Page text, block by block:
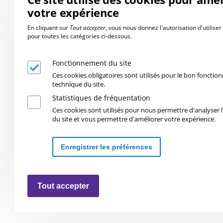
votre expérience
En cliquant sur Tout accepter, vous nous donnez l'autorisation d'utiliser
pour toutes les catégories ci-dessous.
Fonctionnement du site
Ces cookies obligatoires sont utilisés pour le bon
technique du site.
Statistiques de fréquentation
Ces cookies sont utilisés pour nous permettre d'analyser
du site et vous permettre d'améliorer votre expérience.
Enregistrer les préférences
Tout accepter